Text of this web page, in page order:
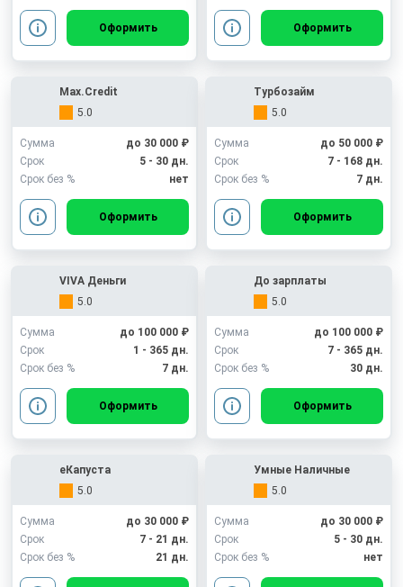
Оформить Оформить
Max.Credit
5.0
Сумма
до 30 000 ₽
Срок
5 - 30 дн.
Срок без %
нет
Оформить
Турбозайм
5.0
Сумма
до 50 000 ₽
Срок
7 - 168 дн.
Срок без %
7 дн.
Оформить
VIVA Деньги
5.0
Сумма
до 100 000 ₽
Срок
1 - 365 дн.
Срок без %
7 дн.
Оформить
До зарплаты
5.0
Сумма
до 100 000 ₽
Срок
7 - 365 дн.
Срок без %
30 дн.
Оформить
еКапуста
5.0
Сумма
до 30 000 ₽
Срок
7 - 21 дн.
Срок без %
21 дн.
Умные Наличные
5.0
Сумма
до 30 000 ₽
Срок
5 - 30 дн.
Срок без %
нет